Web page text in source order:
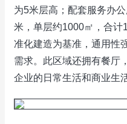
为5米层高；配套服务办
米，单层约1000㎡，合计
准化建造为基准，通用性
需求。此区域还拥有餐厅
企业的日常生活和商业生